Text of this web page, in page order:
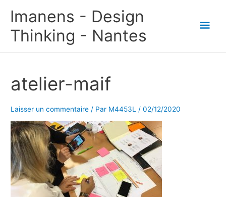
contenu
Imanens - Design
Thinking - Nantes
atelier-maif
Laisser un commentaire / Par M4453L /02/12/2020